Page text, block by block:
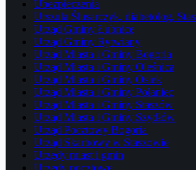
Ubezpieczenia
Urszula Ślusarczyk, diabetolog,
Urząd Gminy Łubnice
Urząd Gminy Rytwiany
Urząd Miasta i Gminy Bogoria
Urząd Miasta i Gminy Oleśnica
Urząd Miasta i Gminy Osiek
Urząd Miasta i Gminy Połaniec
Urząd Miasta i Gminy Staszów
Urząd Miasta i Gminy Szydłów
Urząd Pocztowy Bogoria
Urząd Skarbowy w Staszowie
Urzędy miast i gmin
Urzędy pocztowe